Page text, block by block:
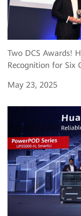
Two DCS Awards!
Recognition for Six
May 23, 2025